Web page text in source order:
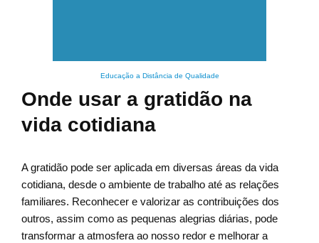
Educação a Distância de Qualidade
Onde usar a gratidão na
vida cotidiana
A gratidão pode ser aplicada em diversas áreas da vida
cotidiana, desde o ambiente de trabalho até as relações
familiares. Reconhecer e valorizar as contribuições dos
outros, assim como as pequenas alegrias diárias, pode
transformar a atmosfera ao nosso redor e melhorar a